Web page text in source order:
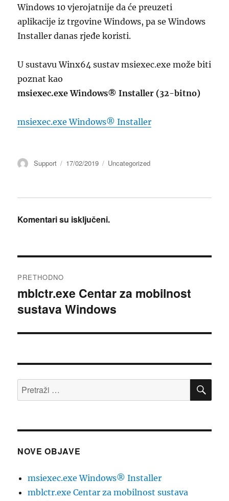
Windows 10 vjerojatnije da će preuzeti
aplikacije iz trgovine Windows, pa se Windows
Installer danas rjeđe koristi.
U sustavu Winx64 sustav msiexec.exe može biti
poznat kao
msiexec.exe Windows® Installer (32-bitno)
msiexec.exe Windows® Installer
Autor
Support
Objavljeno
17/02/2019 Kategorije
Uncategorized
Komentari su isključeni.
objava
PRETHODNO
Prethodna
objava:
mblctr.exe Centar za mobilnost
sustava Windows
Pretraži:
NOVE OBJAVE
msiexec.exe Windows® Installer
mblctr.exe Centar za mobilnost sustava